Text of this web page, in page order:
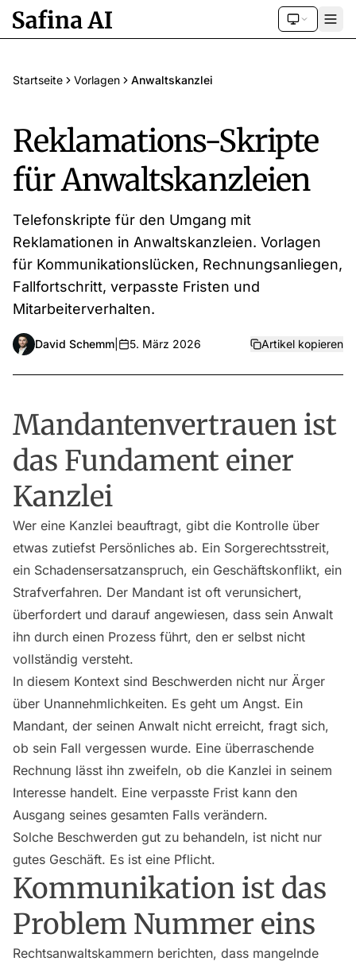
Startseite Vorlagen Anwaltskanzlei
Reklamations-Skripte
für Anwaltskanzleien
Telefonskripte für den Umgang mit
Reklamationen in Anwaltskanzleien. Vorlagen
für Kommunikationslücken, Rechnungsanliegen,
Fallfortschritt, verpasste Fristen und
Mitarbeiterverhalten.
David Schemm 5. März 2026 Artikel kopieren
Mandantenvertrauen ist
das Fundament einer
Kanzlei
Wer eine Kanzlei beauftragt, gibt die Kontrolle über
etwas zutiefst Persönliches ab. Ein Sorgerechtsstreit,
ein Schadensersatzanspruch, ein Geschäftskonflikt, ein
Strafverfahren. Der Mandant ist oft verunsichert,
überfordert und darauf angewiesen, dass sein Anwalt
ihn durch einen Prozess führt, den er selbst nicht
vollständig versteht.
In diesem Kontext sind Beschwerden nicht nur Ärger
über Unannehmlichkeiten. Es geht um Angst. Ein
Mandant, der seinen Anwalt nicht erreicht, fragt sich,
ob sein Fall vergessen wurde. Eine überraschende
Rechnung lässt ihn zweifeln, ob die Kanzlei in seinem
Interesse handelt. Eine verpasste Frist kann den
Ausgang seines gesamten Falls verändern.
Solche Beschwerden gut zu behandeln, ist nicht nur
gutes Geschäft. Es ist eine Pflicht.
Kommunikation ist das
Problem Nummer eins
Rechtsanwaltskammern berichten, dass mangelnde